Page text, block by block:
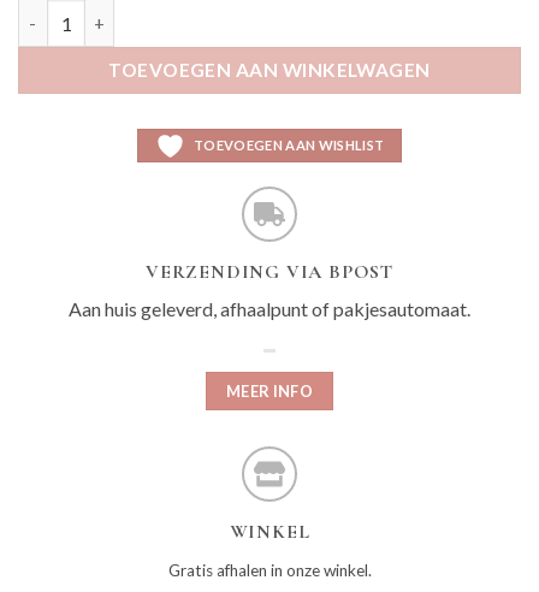
TOEVOEGEN AAN WINKELWAGEN
TOEVOEGEN AAN WISHLIST
VERZENDING VIA BPOST
Aan huis geleverd, afhaalpunt of pakjesautomaat.
MEER INFO
WINKEL
Gratis afhalen in onze winkel.